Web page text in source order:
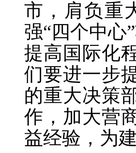
市，肩负重
强“四个中心
提高国际化
们要进一步
的重大决策
作，加大营
益经验，为